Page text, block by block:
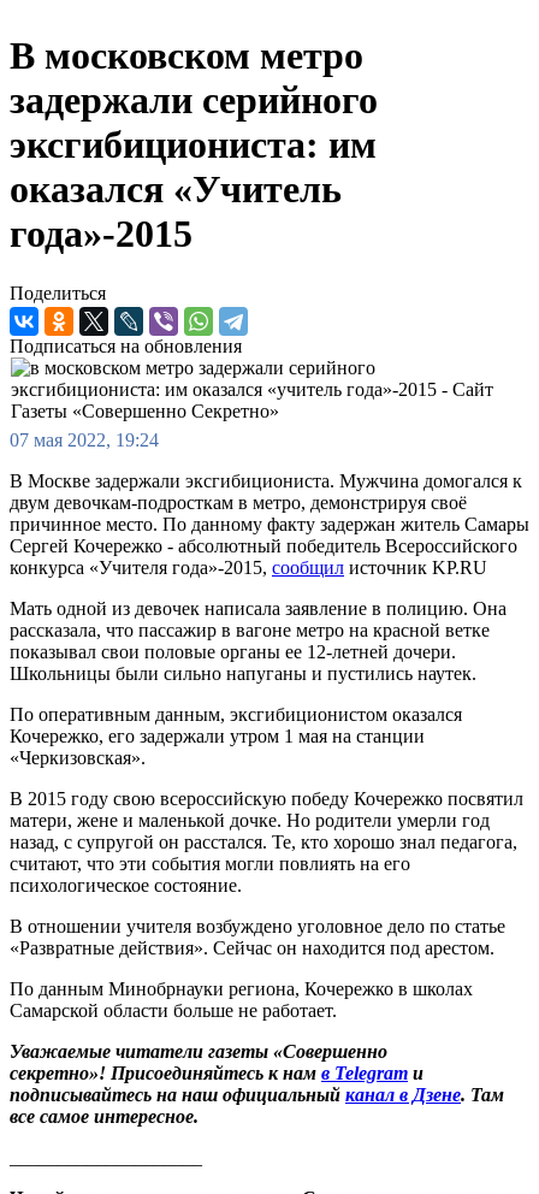
В московском метро
задержали серийного
эксгибициониста: им
оказался «Учитель
года»-2015
Поделиться
Подписаться на обновления
07 мая 2022, 19:24
В Москве задержали эксгибициониста. Мужчина домогался к
двум девочкам-подросткам в метро, демонстрируя своё
причинное место. По данному факту задержан житель Самары
Сергей Кочережко - абсолютный победитель Всероссийского
конкурса «Учителя года»-2015, сообщил источник KP.RU
Мать одной из девочек написала заявление в полицию. Она
рассказала, что пассажир в вагоне метро на красной ветке
показывал свои половые органы ее 12-летней дочери.
Школьницы были сильно напуганы и пустились наутек.
По оперативным данным, эксгибиционистом оказался
Кочережко, его задержали утром 1 мая на станции
«Черкизовская».
В 2015 году свою всероссийскую победу Кочережко посвятил
матери, жене и маленькой дочке. Но родители умерли год
назад, с супругой он расстался. Те, кто хорошо знал педагога,
считают, что эти события могли повлиять на его
психологическое состояние.
В отношении учителя возбуждено уголовное дело по статье
«Развратные действия». Сейчас он находится под арестом.
По данным Минобрнауки региона, Кочережко в школах
Самарской области больше не работает.
Уважаемые читатели газеты «Совершенно
секретно»! Присоединяйтесь к нам в Telegram и
подписывайтесь на наш официальный канал в Дзене. Там
все самое интересное.